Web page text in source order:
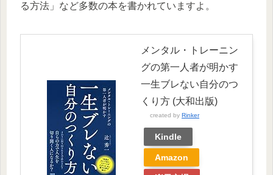
る方法」など多数の本を書かれていますよ。
メンタル・トレーニン
グの第一人者が明かす
一生ブレない自分のつ
くり方 (大和出版)
created by Rinker
Kindle
Amazon